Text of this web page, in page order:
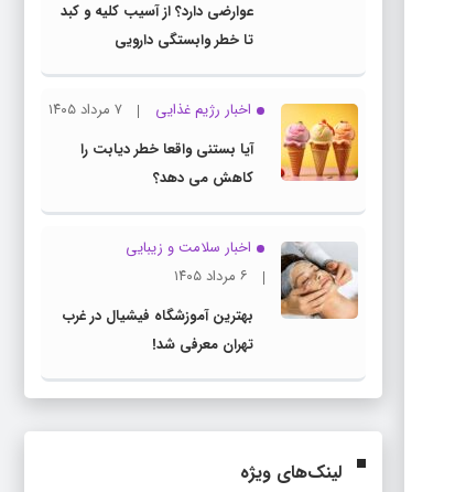
عوارضی دارد؟ از آسیب کلیه و کبد
تا خطر وابستگی دارویی
اخبار رژیم غذایی
۷ مرداد ۱۴۰۵
آیا بستنی واقعا خطر دیابت را
کاهش می دهد؟
اخبار سلامت و زیبایی
۶ مرداد ۱۴۰۵
بهترین آموزشگاه فیشیال در غرب
تهران معرفی شد!
لینک‌های ویژه